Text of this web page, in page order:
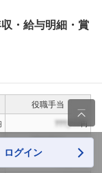
・給与明細・賞
役職手当
???,??? 円
???,???

ログイン